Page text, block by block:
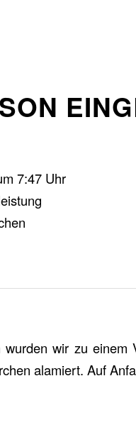
7:47 Uhr
wir zu einem
alamiert. Auf